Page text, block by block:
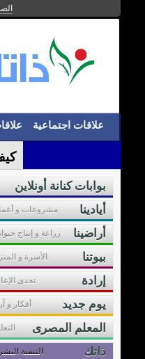
علاقات اجتماعية
بوابات كنانة أونلاين
أيادينا
مشروعات و
أراضينا زراعة و إنتاج
بيوتنا الأسرة و
إرادة تحدى
يوم جديد أفكار و
المعلم المصرى
ذاتك التنمية